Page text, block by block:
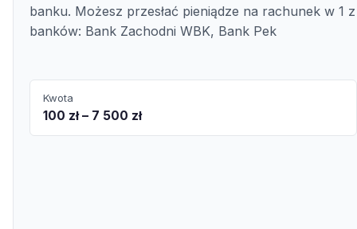
banku. Możesz przesłać pieniądze na rachunek w 1 z
banków: Bank Zachodni WBK, Bank Pek
Kwota
100 zł – 7 500 zł